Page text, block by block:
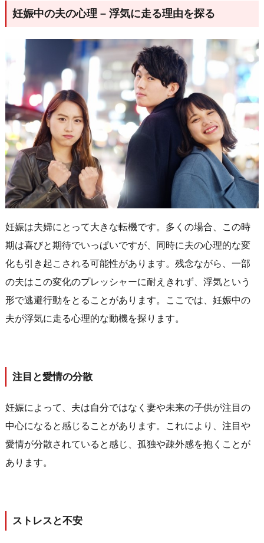
娠...
妊娠中の夫の心理 – 浮気に走る理由を探る
妊娠は夫婦にとって大きな転機です。多くの場合、この時
期は喜びと期待でいっぱいですが、同時に夫の心理的な変
化も引き起こされる可能性があります。残念ながら、一部
の夫はこの変化のプレッシャーに耐えきれず、浮気という
形で逃避行動をとることがあります。ここでは、妊娠中の
夫が浮気に走る心理的な動機を探ります。
注目と愛情の分散
妊娠によって、夫は自分ではなく妻や未来の子供が注目の
中心になると感じることがあります。これにより、注目や
愛情が分散されていると感じ、孤独や疎外感を抱くことが
あります。
ストレスと不安